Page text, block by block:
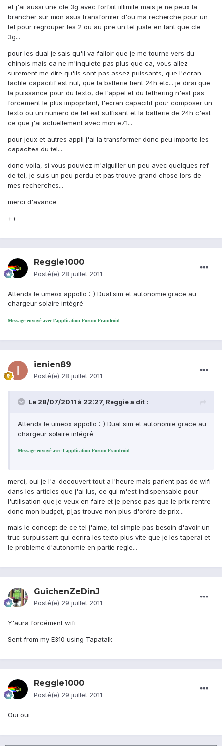
et j'ai aussi une cle 3g avec forfait iillimite mais je ne peux la
brancher sur mon asus transformer d'ou ma recherche pour un
tel pour regrouper les 2 ou au pire un tel juste en tant que cle
3g...
pour les dual je sais qu'il va falloir que je me tourne vers du
chinois mais ca ne m'inquiete pas plus que ca, vous allez
surement me dire qu'ils sont pas assez puissants, que l'ecran
tactile capacitif est nul, que la batterie tient 24h etc... je dirai que
la puissance pour du texto, de l'appel et du tethering n'est pas
forcement le plus impoprtant, l'ecran capacitif pour composer un
texto ou un numero de tel est suffisant et la batterie de 24h c'est
ce que j'ai actuellement avec mon e71...
pour jeux et autres appli j'ai la transformer donc peu importe les
capacites du tel...
donc voila, si vous pouviez m'aiguiller un peu avec quelques ref
de tel, je suis un peu perdu et pas trouve grand chose lors de
mes recherches...
merci d'avance
++
Reggie1000
Posté(e) 28 juillet 2011
Attends le umeox appollo :-) Dual sim et autonomie grace au
chargeur solaire intégré
Message envoyé avec l'application Forum Frandroid
ienien89
Posté(e) 28 juillet 2011
Le 28/07/2011 à 22:27, Reggie a dit :
Attends le umeox appollo :-) Dual sim et autonomie grace au
chargeur solaire intégré
Message envoyé avec l'application Forum Frandroid
merci, oui je l'ai decouvert tout a l'heure mais parlent pas de wifi
dans les articles que j'ai lus, ce qui m'est indispensable pour
l'utilisation que je veux en faire et je pense pas que le prix rentre
donc mon budget, p[as trouve non plus d'ordre de prix...
mais le concept de ce tel j'aime, tel simple pas besoin d'avoir un
truc surpuissant qui ecrira les texto plus vite que je les taperai et
le probleme d'autonomie en partie regle...
GuichenZeDinJ
Posté(e) 29 juillet 2011
Y'aura forcément wifi
Sent from my E310 using Tapatalk
Reggie1000
Posté(e) 29 juillet 2011
Oui oui